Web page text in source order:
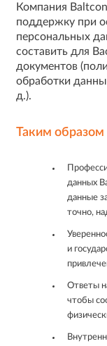
Компания
поддержку при
персональных
составить для
документов
обработки
д.).
Таким
данных
данные
точно,
и
Ответы
чтобы